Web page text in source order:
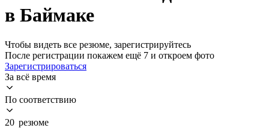
в Баймаке
Чтобы видеть все резюме, зарегистрируйтесь
После регистрации покажем ещё 7 и откроем фото
Зарегистрироваться
За всё время
По соответствию
20 резюме